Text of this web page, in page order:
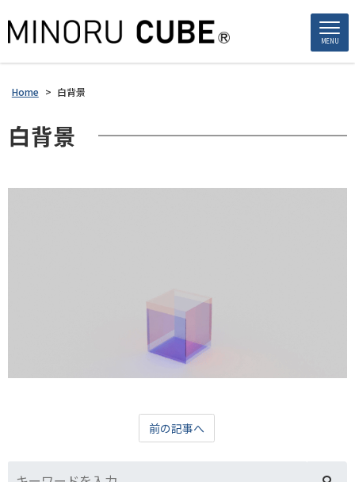
MENU
Home > 白背景
白背景
前の記事へ